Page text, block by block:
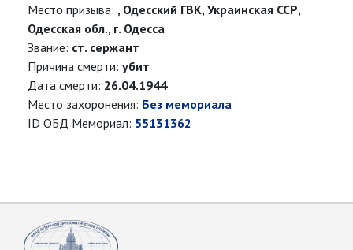
Место призыва: , Одесский ГВК, Украинская ССР,
Одесская обл., г. Одесса
Звание: ст. сержант
Причина смерти: убит
Дата смерти: 26.04.1944
Место захоронения: Без мемориала
ID ОБД Мемориал: 55131362